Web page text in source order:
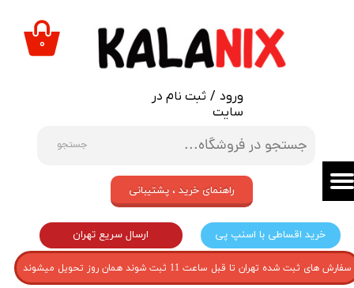
جستجو
ورود / ثبت نام در
سایت
حساب کاربری من
تغییر گذر واژه
خروج از حساب کاربری
۰
خرید اقساطی با اسنپ پی ارسال سریع تهران
راهنمای خرید ، پشتیبانی
سفارش های ثبت شده تهران تا قبل ساعت 11 ثبت شوند همان روز تحویل میشوند